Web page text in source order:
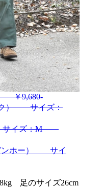
￥9,680-
ク） サイズ：
サイズ：M
ンホー） サイ
足のサイズ26cm